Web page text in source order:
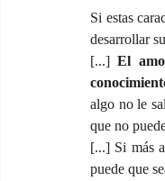
Si estas
desarrollar
[...] El
algo no le
que no
[...] Si más
puede que